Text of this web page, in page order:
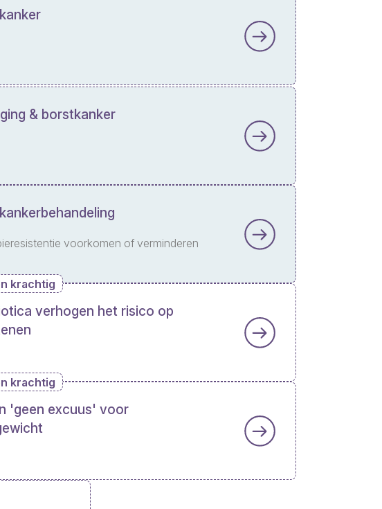
& borstkanker
voorkomen of verminderen
krachtig
verhogen het risico op
krachtig
'geen excuus' voor